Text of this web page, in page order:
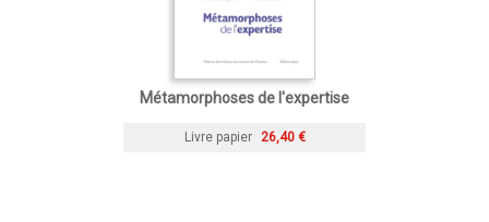
Métamorphoses de l'expertise
Livre papier 26,40 €